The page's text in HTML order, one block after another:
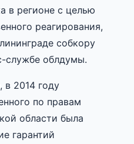
в регионе с целью
реагирования,
собкору
службе облдумы.
в 2014 году
по правам
области была
гарантий